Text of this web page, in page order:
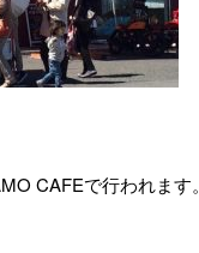
CAFEで行われます。